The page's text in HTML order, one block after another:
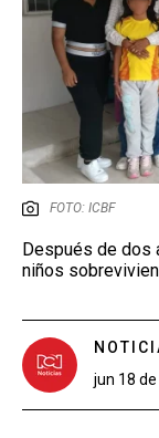
FOTO: ICBF
Después de dos
niños
jun 18